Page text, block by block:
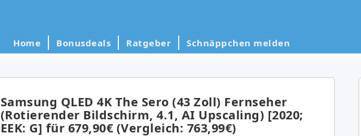
Home Bonusdeals Ratgeber Schnäppchen melden
Samsung QLED 4K The Sero (43 Zoll) Fernseher
(Rotierender Bildschirm, 4.1, AI Upscaling) [2020;
EEK: G] für 679,90€ (Vergleich: 763,99€)